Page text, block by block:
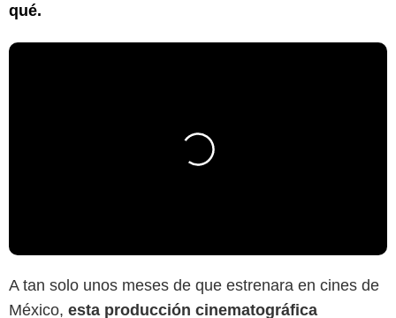
qué.
A tan solo unos meses de que estrenara en cines de
México, esta producción cinematográfica